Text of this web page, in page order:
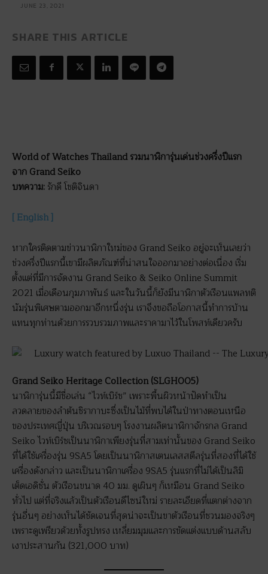
JUNE 23, 2021
SHARE THIS ARTICLE
World of Watches Thailandรวมนาฬิการุ่นเด่นช่วงครึ่งปีแรก
จาก Grand Seiko
บทความ: รักดี โชติจินดา
[ English ]
หากใครติดตามข่าวนาฬิกาใหม่ของ Grand Seiko อยู่จะเห็นเลยว่า
ช่วงครึ่งปีแรกนี้เขามีผลิตภัณฑ์ที่น่าสนใจออกมาอย่างต่อเนื่อง เริ่ม
ตั้งแต่ที่มีการจัดงาน Grand Seiko & Seiko Online Summit
2021 เมื่อเดือนกุมภาพันธ์ และในวันนี้ก็ยังมีนาฬิกาตัวเรือนแพลทติ
นัมรุ่นพิเศษตามออกมาอีกหนึ่งรุ่น เราจึงขอถือโอกาสนี้ทำการบ้าน
แทนทุกท่านด้วยการรวบรวมภาพและราคามาไว้ในโพสท์เดียวครับ
Grand Seiko Heritage Collection (SLGH005)
นาฬิการุ่นนี้มีชื่อเล่น “ไวท์เบิร์ช” เพราะพื้นผิวหน้าปัดทำเป็น
ลวดลายของลำต้นชิรากาบะซึ่งเป็นไม้ที่พบได้ในป่าทางตอนเหนือ
ของประเทศญี่ปุ่น บริเวณรอบๆ โรงงานผลิตนาฬิกาจักรกล Grand
Seiko ไวท์เบิร์ชเป็นนาฬิกาเพียงรุ่นที่สามเท่านั้นของ Grand Seiko
ที่ได้ใช้เครื่องรุ่น 9SA5 โดยเป็นนาฬิกาสเตนเลสสตีลรุ่นที่สองที่ได้ใช้
เครื่องดังกล่าว และเป็นนาฬิกาเครื่อง 9SA5 รุ่นแรกที่ไม่ได้เป็นลิมิ
เต็ดเอดิชั่น ตัวเรือนขนาด 40 มม. ดูเผินๆ ก็เหมือน Grand Seiko
ทั่วไป แต่ที่จริงแล้วเป็นตัวเรือนดีไซน์ใหม่ รายละเอียดที่แตกต่างจาก
รุ่นอื่นๆ อย่างเห็นได้ชัดเจนที่สุดน่าจะเป็นขาตัวเรือนที่ชวนมองจริงๆ
เพราะดูเพรียวด้วยทั้งรูปทรง เหลี่ยมมุมและการขัดแต่งแบบด้านสลับ
เงาประสานกัน (321,000 บาท)